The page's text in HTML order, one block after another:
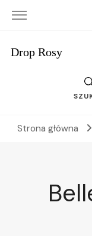
Drop Rosy
Strona główna